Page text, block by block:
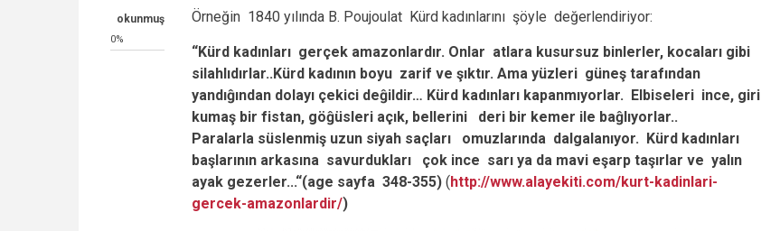
okunmuş
0%
Örneğin 1840 yılında B. Poujoulat Kürd kadınlarını şöyle değerlendiriyor:
“Kürd kadınları gerçek amazonlardır. Onlar atlara kusursuz binlerler, kocaları gibi
silahlıdırlar..Kürd kadının boyu zarif ve şıktır. Ama yüzleri güneş tarafından
yandıĝından dolayı çekici deĝildir… Kürd kadınları kapanmıyorlar. Elbiseleri ince, giri
kumaş bir fistan, göĝüsleri açık, bellerini deri bir kemer ile baĝlıyorlar..
Paralarla süslenmiş uzun siyah saçları omuzlarında dalgalanıyor. Kürd kadınları
başlarının arkasına savurdukları çok ince sarı ya da mavi eşarp taşırlar ve yalın
ayak gezerler...“(age sayfa 348-355) (http://www.alayekiti.com/kurt-kadinlari-
gercek-amazonlardir/)